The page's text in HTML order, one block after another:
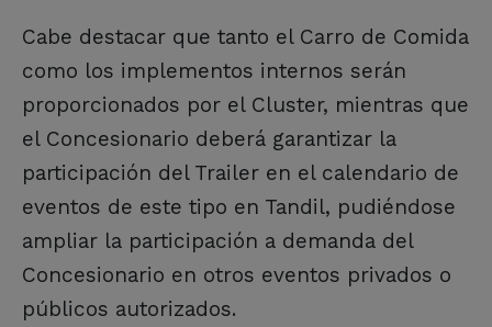
Cabe destacar que tanto el Carro de Comida
como los implementos internos serán
proporcionados por el Cluster, mientras que
el Concesionario deberá garantizar la
participación del Trailer en el calendario de
eventos de este tipo en Tandil, pudiéndose
ampliar la participación a demanda del
Concesionario en otros eventos privados o
públicos autorizados.